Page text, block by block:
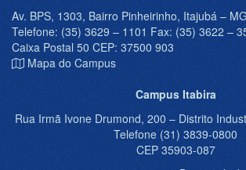
Av. BPS, 1303, Bairro Pinheirinho, Itajubá – MG
Telefone: (35) 3629 – 1101 Fax: (35) 3622 –
Caixa Postal 50 CEP: 37500 903
Mapa do Campus
Campus Itabira
Rua Irmã Ivone Drumond, 200 – Distrito
Telefone (31) 3839-0800
CEP 35903-087